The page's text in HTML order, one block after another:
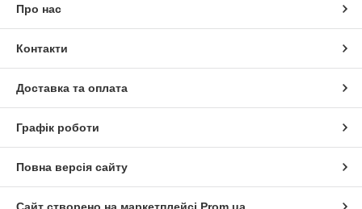
Про нас
Контакти
Доставка та оплата
Графік роботи
Повна версія сайту